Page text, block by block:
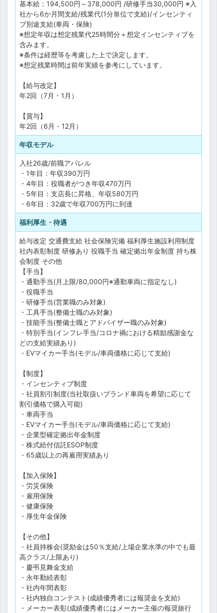
基本給：194,500円～378,000円 /研修手当30,000円 ※入
社から6か月間支給/残業代(1分単位で支給)/インセンティ
ブ別途支給(車両・保険)
※想定年収は想定残業代25時間分＋想定インセンティブを
含みます。
※条件は経歴等を考慮した上で決定します。
※想定残業時間は前年実績を参考にしています。
【給与改定】
年2回（7月・1月）
【賞与】
年2回（6月・12月）
年収モデル
入社26歳/前職アパレル
・1年目：年収390万円
・4年目：役職者がつき年収470万円
・5年目：支店長に昇格、年収580万円
・6年目：32歳で年収700万円に到達
福利厚生・待遇
給与改定 交通費支給 社会保険完備 福利厚生施設利用制度
社内表彰制度 研修あり 役職手当 確定拠出年金制度 持ち株
会制度 その他
【手当】
・通勤手当(月上限/80,000円※通勤車両に指定なし)
・役職手当
・研修手当(営業職のみ対象)
・工具手当(整備士職のみ対象)
・技能手当(整備士職とアドバイザー職のみ対象)
・特別手当(インフレ手当/コロナ禍における精励感謝金な
どの支給実績あり)
・EVマイカー手当(モデル/車両価格に応じて支給)
【制度】
・インセンティブ制度
・社員割引制度(当社取扱いブランド車両を希望に応じて
割引価格で購入可能)
・車両手当
・EVマイカー手当(モデル/車両価格に応じて支給)
・企業型確定拠出年金制度
・株式給付信託ESOP制度
・65歳以上の再雇用実績あり
【加入保険】
・労災保険
・雇用保険
・健康保険
・厚生年金保険
【その他】
・社員持株会(奨励金は50％支給/上場企業水準の中でも最
高クラス/上限あり)
・慶弔見舞金支給
・永年勤続表彰
・社内年間表彰
・社内独自コンテスト(成績優秀者には報奨金を支給)
・メーカー表彰(成績優秀者にはメーカー主催の報奨旅行